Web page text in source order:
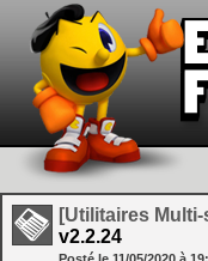
[Utilitaires
v2.2.24